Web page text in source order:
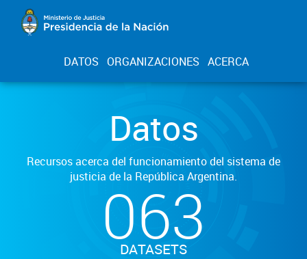
DATOS ORGANIZACIONES ACERCA
Datos
Recursos acerca del funcionamiento del sistema de
justicia de la República Argentina.
063
DATASETS